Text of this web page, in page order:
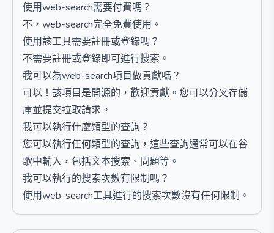
使用web-search需要付費嗎？
不，web-search完全免費使用。
使用該工具需要註冊或登錄嗎？
不需要註冊或登錄即可進行搜索。
我可以為web-search項目做貢獻嗎？
可以！該項目是開源的，歡迎貢獻。您可以分叉存儲
庫並提交拉取請求。
我可以執行什麼類型的查詢？
您可以執行任何類型的查詢，這些查詢通常可以在谷
歌中輸入，包括文本搜索、問題等。
我可以執行的搜索次數有限制嗎？
使用web-search工具進行的搜索次數沒有任何限制。